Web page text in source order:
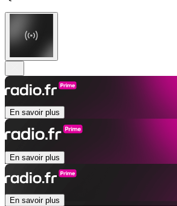
En savoir plus
En savoir plus
En savoir plus